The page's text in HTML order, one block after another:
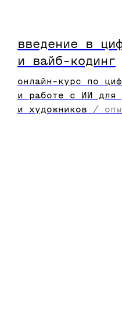
введение в
и вайб-кодинг
онлайн-курс по
и работе с ИИ для
и художников /